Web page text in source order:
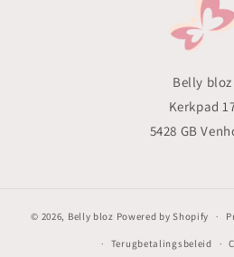
Belly bloz
Kerkpad
5428 GB
© 2026, Belly bloz Powered by Shopify
Terugbetalingsbeleid